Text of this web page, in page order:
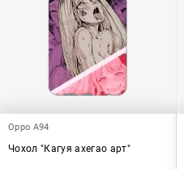
Oppo A94
Чохол "Кагуя ахегао арт"